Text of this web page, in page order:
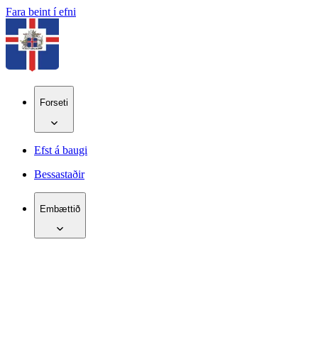
Fara beint í efni
Forseti
Efst á baugi
Bessastaðir
Embættið